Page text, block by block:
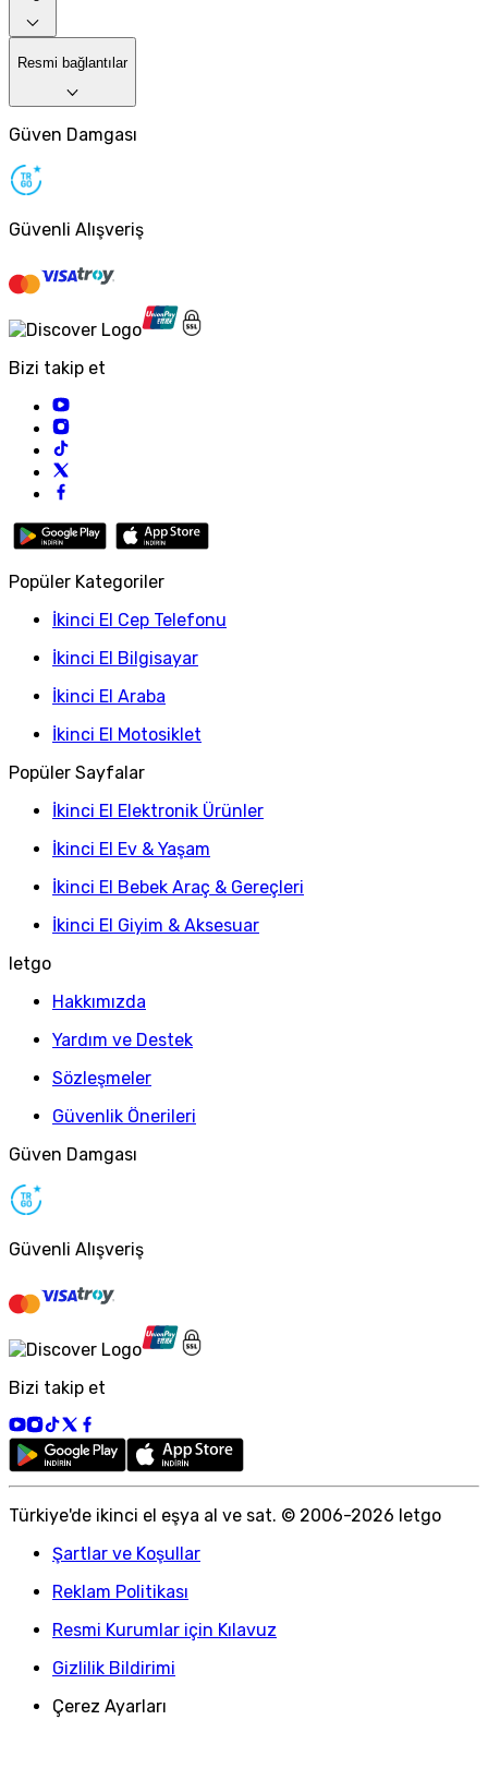
Resmi bağlantılar
Güven Damgası
Güvenli Alışveriş
Bizi takip et
Popüler Kategoriler
İkinci El Cep Telefonu
İkinci El Bilgisayar
İkinci El Araba
İkinci El Motosiklet
Popüler Sayfalar
İkinci El Elektronik Ürünler
İkinci El Ev & Yaşam
İkinci El Bebek Araç & Gereçleri
İkinci El Giyim & Aksesuar
letgo
Hakkımızda
Yardım ve Destek
Sözleşmeler
Güvenlik Önerileri
Güven Damgası
Güvenli Alışveriş
Bizi takip et
Türkiye'de ikinci el eşya al ve sat. © 2006-2026 letgo
Şartlar ve Koşullar
Reklam Politikası
Resmi Kurumlar için Kılavuz
Gizlilik Bildirimi
Çerez Ayarları